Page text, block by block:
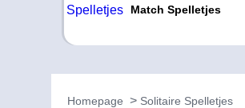
Match Spelletjes
Homepage Solitaire Spelletjes